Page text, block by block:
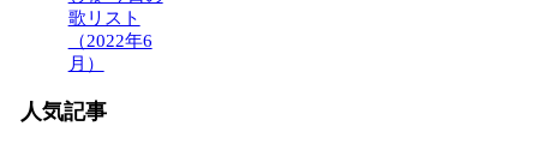
歌リスト
（2022年6
月）
人気記事